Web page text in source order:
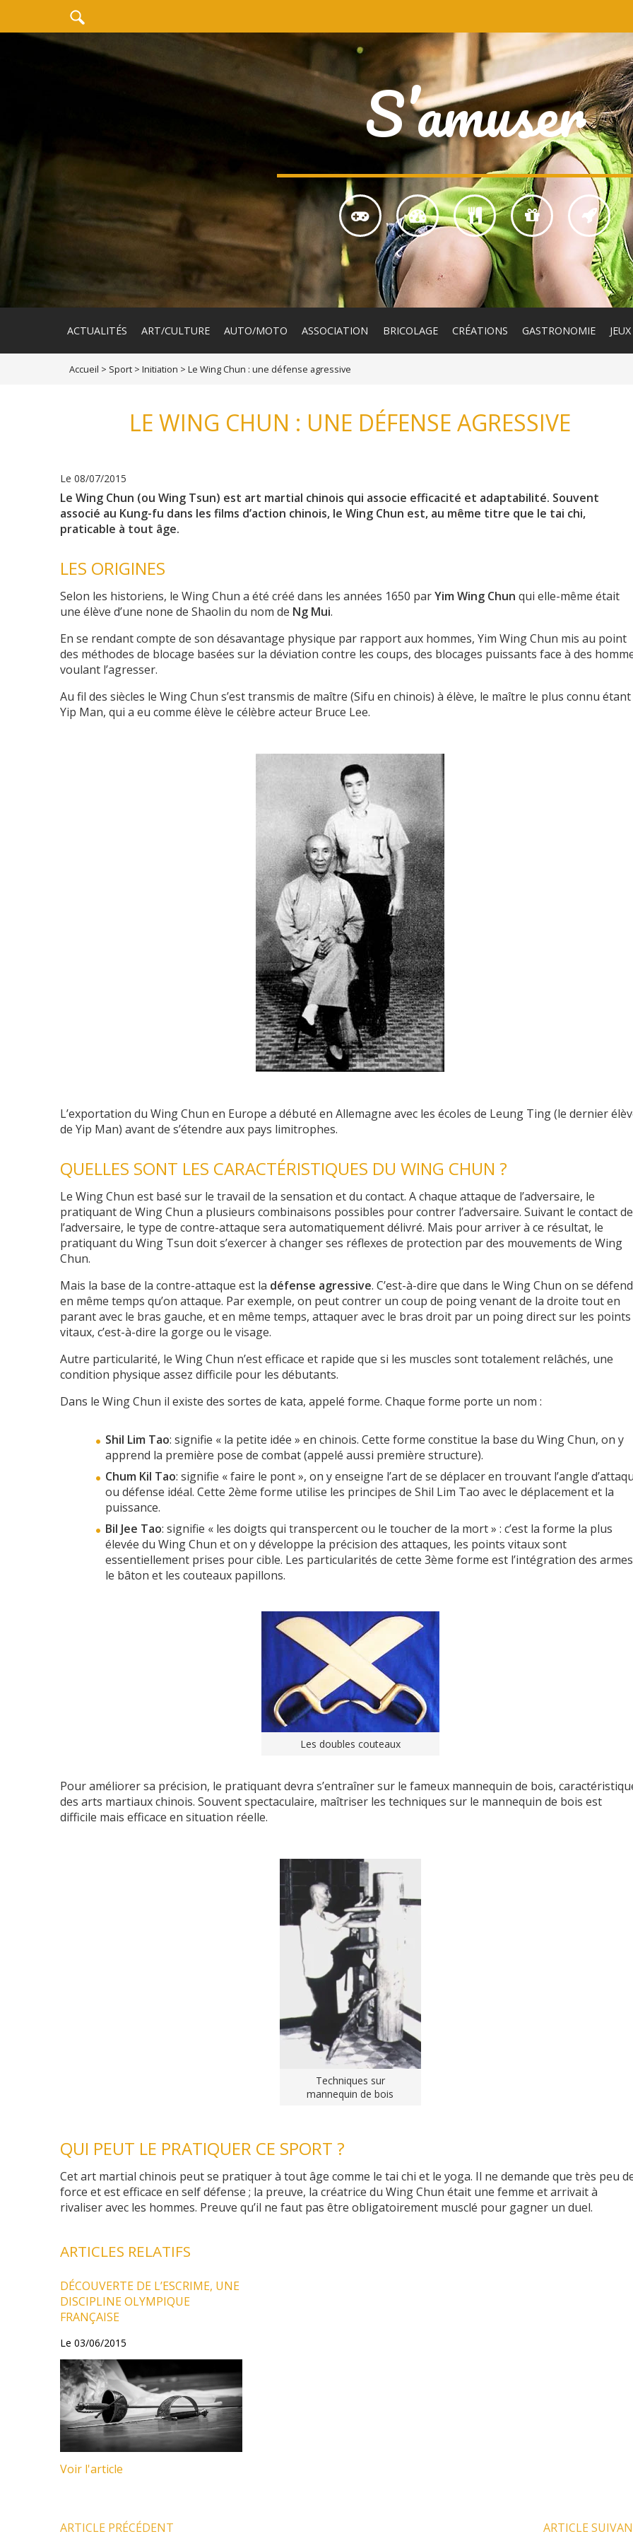
S’amuser
ACTUALITÉS ART/CULTURE AUTO/MOTO ASSOCIATION BRICOLAGE CRÉATIONS GASTRONOMIE JEUX
Accueil > Sport> Initiation > Le Wing Chun : une défense agressive
LE WING CHUN : UNE DÉFENSE AGRESSIVE
Le 08/07/2015
Le Wing Chun (ou Wing Tsun) est art martial chinois qui associe efficacité et adaptabilité. Souvent
associé au Kung-fu dans les films d’action chinois, le Wing Chun est, au même titre que le tai chi,
praticable à tout âge.
LES ORIGINES
Selon les historiens, le Wing Chun a été créé dans les années 1650 parYim Wing Chun qui elle-même était
une élève d’une none de Shaolin du nom de Ng Mui.
En se rendant compte de son désavantage physique par rapport aux hommes, Yim Wing Chun mis au point
des méthodes de blocage basées sur la déviation contre les coups, des blocages puissants face à des
voulant l’agresser.
Au fil des siècles le Wing Chun s’est transmis de maître (Sifu en chinois) à élève, le maître le plus connu étant
Yip Man, qui a eu comme élève le célèbre acteur Bruce Lee.
L’exportation du Wing Chun en Europe a débuté en Allemagne avec les écoles de Leung Ting (le dernier
de Yip Man) avant de s’étendre aux pays limitrophes.
QUELLES SONT LES CARACTÉRISTIQUES DU WING CHUN ?
Le Wing Chun est basé sur le travail de la sensation et du contact. A chaque attaque de l’adversaire, le
pratiquant de Wing Chun a plusieurs combinaisons possibles pour contrer l’adversaire. Suivant le contact de
l’adversaire, le type de contre-attaque sera automatiquement délivré. Mais pour arriver à ce résultat, le
pratiquant du Wing Tsun doit s’exercer à changer ses réflexes de protection par des mouvements de Wing
Chun.
Mais la base de la contre-attaque est la défense agressive. C’est-à-dire que dans le Wing Chun on se défend
en même temps qu’on attaque. Par exemple, on peut contrer un coup de poing venant de la droite tout en
parant avec le bras gauche, et en même temps, attaquer avec le bras droit par un poing direct sur les points
vitaux, c’est-à-dire la gorge ou le visage.
Autre particularité, le Wing Chun n’est efficace et rapide que si les muscles sont totalement relâchés, une
condition physique assez difficile pour les débutants.
Dans le Wing Chun il existe des sortes de kata, appelé forme. Chaque forme porte un nom :
Shil Lim Tao: signifie « la petite idée » en chinois. Cette forme constitue la base du Wing Chun, on y
apprend la première pose de combat (appelé aussi première structure).
Chum Kil Tao: signifie « faire le pont », on y enseigne l’art de se déplacer en trouvant l’angle
ou défense idéal. Cette 2ème forme utilise les principes de Shil Lim Tao avec le déplacement et la
puissance.
Bil Jee Tao: signifie « les doigts qui transpercent ou le toucher de la mort » : c’est la forme la plus
élevée du Wing Chun et on y développe la précision des attaques, les points vitaux sont
essentiellement prises pour cible. Les particularités de cette 3ème forme est l’intégration des
le bâton et les couteaux papillons.
Les doubles couteaux
Pour améliorer sa précision, le pratiquant devra s’entraîner sur le fameux mannequin de bois,
des arts martiaux chinois. Souvent spectaculaire, maîtriser les techniques sur le mannequin de bois est
difficile mais efficace en situation réelle.
Techniques sur
mannequin de bois
QUI PEUT LE PRATIQUER CE SPORT ?
Cet art martial chinois peut se pratiquer à tout âge comme le tai chi et le yoga. Il ne demande que très peu
force et est efficace en self défense ; la preuve, la créatrice du Wing Chun était une femme et arrivait à
rivaliser avec les hommes. Preuve qu’il ne faut pas être obligatoirement musclé pour gagner un duel.
ARTICLES RELATIFS
DÉCOUVERTE DE L’ESCRIME, UNE
DISCIPLINE OLYMPIQUE
FRANÇAISE
Le 03/06/2015
Voir l'article
ARTICLE PRÉCÉDENT ARTICLE